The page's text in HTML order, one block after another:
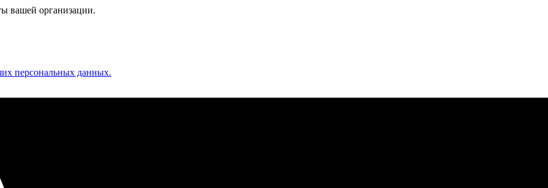
вашей организации.
персональных данных.